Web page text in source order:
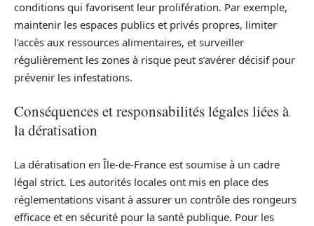
conditions qui favorisent leur prolifération. Par exemple,
maintenir les espaces publics et privés propres, limiter
l’accès aux ressources alimentaires, et surveiller
régulièrement les zones à risque peut s’avérer décisif pour
prévenir les infestations.
Conséquences et responsabilités légales liées à
la dératisation
La dératisation en Île-de-France est soumise à un cadre
légal strict. Les autorités locales ont mis en place des
réglementations visant à assurer un contrôle des rongeurs
efficace et en sécurité pour la santé publique. Pour les